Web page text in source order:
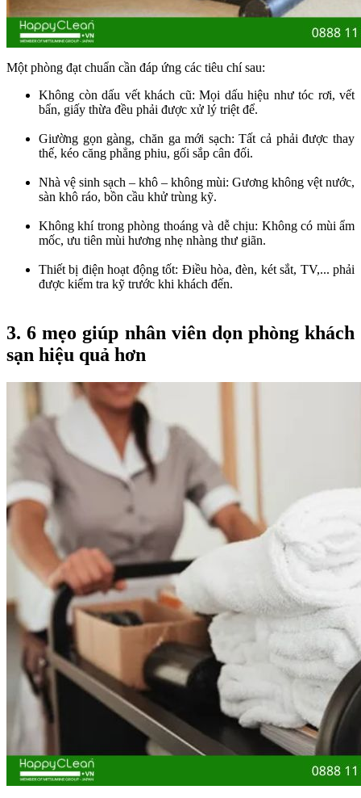
Một phòng đạt chuẩn cần đáp ứng các tiêu chí sau:
Không còn dấu vết khách cũ: Mọi dấu hiệu như tóc rơi, vết
bẩn, giấy thừa đều phải được xử lý triệt để.
Giường gọn gàng, chăn ga mới sạch: Tất cả phải được thay
thế, kéo căng phẳng phiu, gối sắp cân đối.
Nhà vệ sinh sạch – khô – không mùi: Gương không vệt nước,
sàn khô ráo, bồn cầu khử trùng kỹ.
Không khí trong phòng thoáng và dễ chịu: Không có mùi ẩm
mốc, ưu tiên mùi hương nhẹ nhàng thư giãn.
Thiết bị điện hoạt động tốt: Điều hòa, đèn, két sắt, TV,... phải
được kiểm tra kỹ trước khi khách đến.
3. 6 mẹo giúp nhân viên dọn phòng khách
sạn hiệu quả hơn